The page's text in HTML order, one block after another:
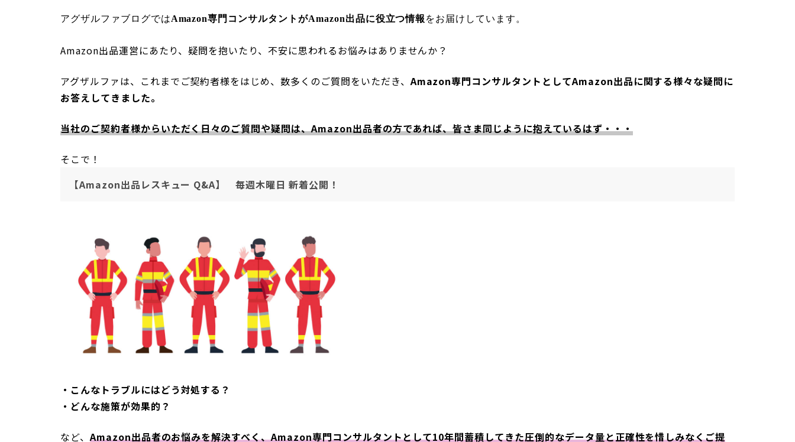
アグザルファブログではAmazon専門コンサルタントがAmazon出品に役立つ情報 をお届けしています。
Amazon出品運営にあたり、疑問を抱いたり、不安に思われるお悩みはありませんか？
アグザルファは、これまでご契約者様をはじめ、数多くのご質問をいただき、Amazon専門コンサルタントとしてAmazon出品に関する様々な疑問に
お答えしてきました。
当社のご契約者様からいただく日々のご質問や疑問は、Amazon出品者の方であれば、皆さま同じように抱えているはず・・・
そこで！
【Amazon出品レスキュー Q&A】 毎週木曜日 新着公開！
・こんなトラブルにはどう対処する？
・どんな施策が効果的？
など、Amazon出品者のお悩みを解決すべく、Amazon専門コンサルタントとして10年間蓄積してきた圧倒的なデータ量と正確性を惜しみなくご提